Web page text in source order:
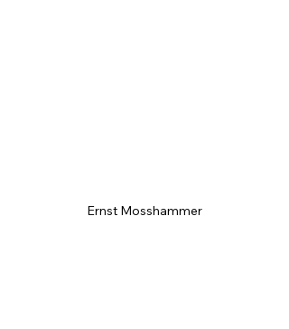
Ernst Mosshammer